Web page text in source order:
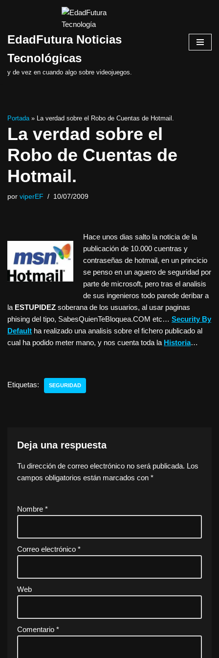
al
EdadFutura Noticias
Tecnológicas
y de vez en cuando algo sobre videojuegos.
Portada» La verdad sobre el Robo de Cuentas de Hotmail.
La verdad sobre el
Robo de Cuentas de
Hotmail.
por viperEF 10/07/2009
Hace unos dias salto la noticia de la
publicación de 10.000 cuentras y
contraseñas de hotmail, en un princicio
se penso en un aguero de seguridad por
parte de microsoft, pero tras el analisis
de sus ingenieros todo parede deribar a
la ESTUPIDEZ soberana de los usuarios, al usar paginas
phising del tipo, SabesQuienTeBloquea.COM etc… Security By
Default ha realizado una analisis sobre el fichero publicado al
cual ha podido meter mano, y nos cuenta toda la Historia…
Etiquetas: SEGURIDAD
Deja una respuesta
Tu dirección de correo electrónico no será publicada. Los
campos obligatorios están marcados con *
Nombre *
Correo electrónico *
Web
Comentario *